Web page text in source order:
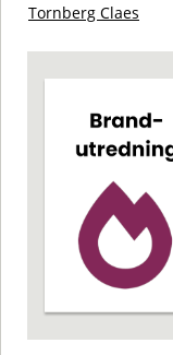
Tornberg Claes